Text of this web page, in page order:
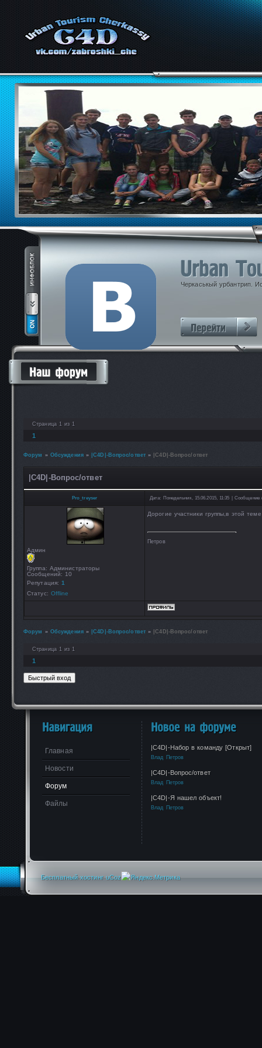
Черкаськый урбантрип.
Страница 1 из 1
1
Форум » Обсуждения » |C4D|-Вопрос/ответ » |C4D|-Вопрос/ответ
|C4D|-Вопрос/ответ
Pro_treyser Дата: Понедельник, 15.06.2015, 11:35 |
Админ
Группа: Администраторы
Сообщений: 10
Репутация:1
Статус: Offline
Дорогие участники группы,в этой
Петров
Форум » Обсуждения » |C4D|-Вопрос/ответ » |C4D|-Вопрос/ответ
Страница 1 из 1
1
Главная
Новости
Форум
Файлы
|C4D|-Набор в команду [Открыт]
Влад Петров
|C4D|-Вопрос/ответ
Влад Петров
|C4D|-Я нашел объект!
Влад Петров
Бесплатный хостинг uCoz